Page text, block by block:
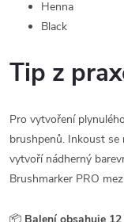
Henna
Black
Tip z
Pro vytvoření
brushpenů. Inkoust se
vytvoří nádherný
Brushmarker PRO